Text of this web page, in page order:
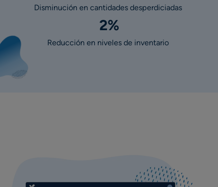
Disminución en cantidades desperdiciadas
2%
Reducción en niveles de inventario